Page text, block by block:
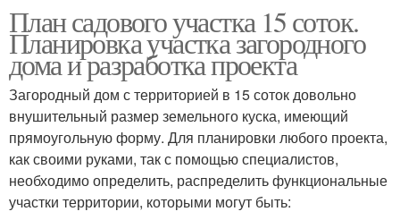
План садового участка 15 соток.
Планировка участка загородного
дома и разработка проекта
Загородный дом с территорией в 15 соток довольно
внушительный размер земельного куска, имеющий
прямоугольную форму. Для планировки любого проекта,
как своими руками, так с помощью специалистов,
необходимо определить, распределить функциональные
участки территории, которыми могут быть: